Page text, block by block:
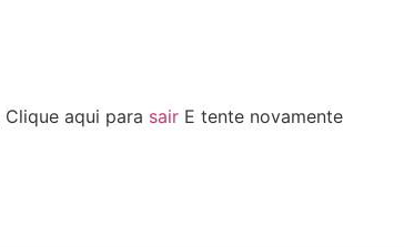
Clique aqui para sair E tente novamente